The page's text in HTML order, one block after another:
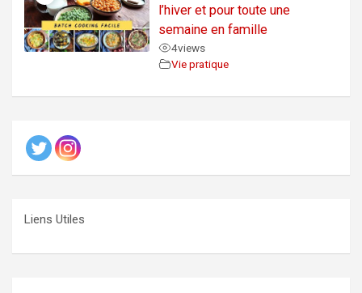
l’hiver et pour toute une
semaine en famille
4views
Vie pratique
Liens Utiles